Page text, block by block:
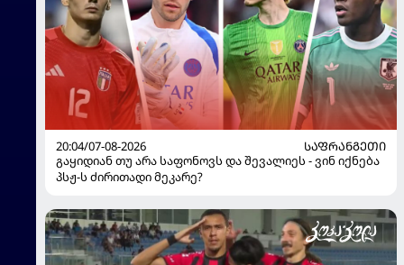
20:04/07-08-2026
ᲡᲐᲤᲠᲐᲜᲒᲔᲗᲘ
გაყიდიან თუ არა საფონოვს და შევალიეს - ვინ იქნება
პსჟ-ს ძირითადი მეკარე?